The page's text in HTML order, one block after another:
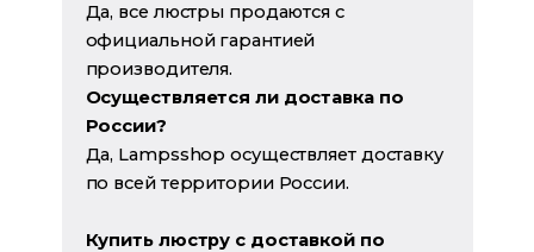
Да, все люстры продаются с
официальной гарантией
производителя.
Осуществляется ли доставка по
России?
Да, Lampsshop осуществляет доставку
по всей территории России.
Купить люстру с доставкой по